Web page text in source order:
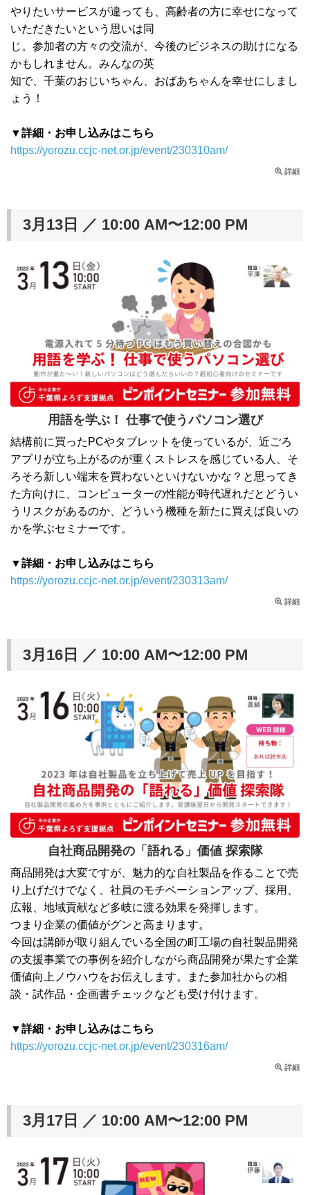
やりたいサービスが違っても、高齢者の方に幸せになって
いただきたいという思いは同
じ。参加者の方々の交流が、今後のビジネスの助けになる
かもしれません。みんなの英
知で、千葉のおじいちゃん、おばあちゃんを幸せにしまし
ょう！
▼詳細・お申し込みはこちら
https://yorozu.ccjc-net.or.jp/event/230310am/
詳細
3月13日 ／ 10:00 AM〜12:00 PM
用語を学ぶ！ 仕事で使うパソコン選び
結構前に買ったPCやタブレットを使っているが、近ごろ
アプリが立ち上がるのが重くストレスを感じている人、そ
ろそろ新しい端末を買わないといけないかな？と思ってき
た方向けに、コンピューターの性能が時代遅れだとどうい
うリスクがあるのか、どういう機種を新たに買えば良いの
かを学ぶセミナーです。
▼詳細・お申し込みはこちら
https://yorozu.ccjc-net.or.jp/event/230313am/
詳細
3月16日 ／ 10:00 AM〜12:00 PM
自社商品開発の「語れる」価値 探索隊
商品開発は大変ですが、魅力的な自社製品を作ることで売
り上げだけでなく、社員のモチベーションアップ、採用、
広報、地域貢献など多岐に渡る効果を発揮します。
つまり企業の価値がグンと高まります。
今回は講師が取り組んでいる全国の町工場の自社製品開発
の支援事業での事例を紹介しながら商品開発が果たす企業
価値向上ノウハウをお伝えします。また参加社からの相
談・試作品・企画書チェックなども受け付けます。
▼詳細・お申し込みはこちら
https://yorozu.ccjc-net.or.jp/event/230316am/
詳細
3月17日 ／ 10:00 AM〜12:00 PM